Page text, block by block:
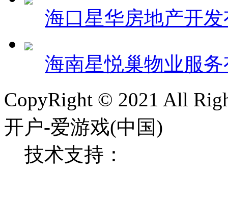
海口星华房地产开
海南星悦巢物业服
CopyRight © 2021 All
开户-爱游戏(中国)
技术支持：